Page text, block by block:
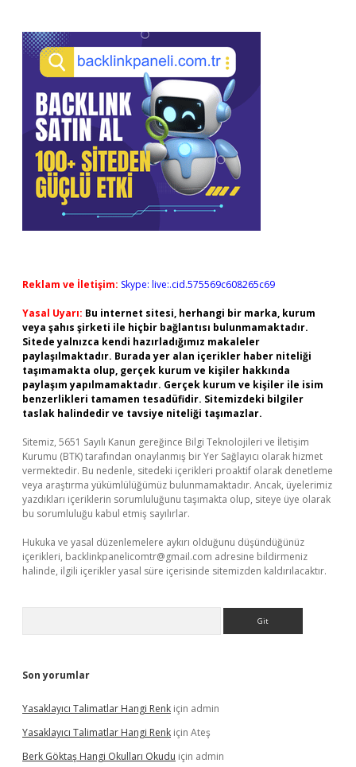
Reklam ve İletişim: Skype: live:.cid.575569c608265c69
Yasal Uyarı: Bu internet sitesi, herhangi bir marka, kurum
veya şahıs şirketi ile hiçbir bağlantısı bulunmamaktadır.
Sitede yalnızca kendi hazırladığımız makaleler
paylaşılmaktadır. Burada yer alan içerikler haber niteliği
taşımamakta olup, gerçek kurum ve kişiler hakkında
paylaşım yapılmamaktadır. Gerçek kurum ve kişiler ile isim
benzerlikleri tamamen tesadüfidir. Sitemizdeki bilgiler
taslak halindedir ve tavsiye niteliği taşımazlar.
Sitemiz, 5651 Sayılı Kanun gereğince Bilgi Teknolojileri ve İletişim
Kurumu (BTK) tarafından onaylanmış bir Yer Sağlayıcı olarak hizmet
vermektedir. Bu nedenle, sitedeki içerikleri proaktif olarak denetleme
veya araştırma yükümlülüğümüz bulunmamaktadır. Ancak, üyelerimiz
yazdıkları içeriklerin sorumluluğunu taşımakta olup, siteye üye olarak
bu sorumluluğu kabul etmiş sayılırlar.
Hukuka ve yasal düzenlemelere aykırı olduğunu düşündüğünüz
içerikleri, backlinkpanelicomtr@gmail.com adresine bildirmeniz
halinde, ilgili içerikler yasal süre içerisinde sitemizden kaldırılacaktır.
Son yorumlar
Yasaklayıcı Talimatlar Hangi Renk için admin
Yasaklayıcı Talimatlar Hangi Renk için Ateş
Berk Göktaş Hangi Okulları Okudu için admin